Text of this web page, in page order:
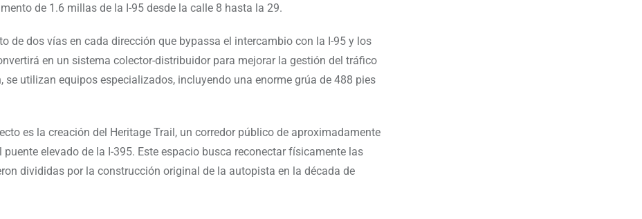
de 1.6 millas de la I-95 desde la calle 8 hasta la 29.
de dos vías en cada dirección que bypassa el intercambio con la I-95 y los
en un sistema colector-distribuidor para mejorar la gestión del tráfico
utilizan equipos especializados, incluyendo una enorme grúa de 488 pies
es la creación del Heritage Trail, un corredor público de aproximadamente
elevado de la I-395. Este espacio busca reconectar físicamente las
divididas por la construcción original de la autopista en la década de